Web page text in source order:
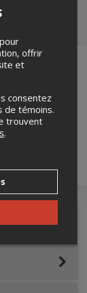
pas un
offrir
et
consentez
de témoins.
trouvent
.